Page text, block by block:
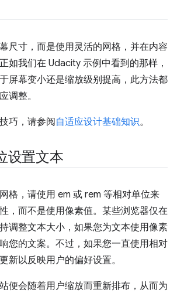
尺寸，而是使用灵活的网格，并在内容
如我们在 Udacity 示例中看到的那样，
屏幕变小还是缩放级别提高，此方法都
调整。
巧，请参阅 自适应设计基础知识。
设置文本
格，请使用 em 或 rem 等相对单位来
，而不是使用像素值。某些浏览器仅在
调整文本大小，如果您为文本使用像素
您的文案。不过，如果您一直使用相对
新以反映用户的偏好设置。
便会随着用户缩放而重新排布，从而为